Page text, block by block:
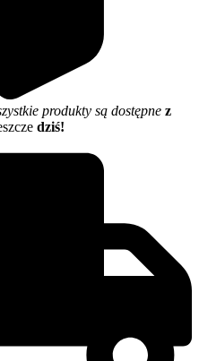
produkty są dostępne z
dziś!